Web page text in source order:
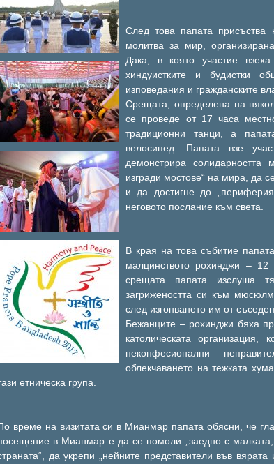
След това папата присъства
молитва за мир,
Дака, в която участие
хиндуистките и будистки
изповедания и гражданските
Срещата, определена на
се проведе от 17 часа
традиционни танци, а
велосипед. Папата взе
демонстрира солидарността
изгради мостове“ на мира, да
и да достигне до
неговото послание към света.
В края на това събитие
малцинството рохинджи –
срещата папата изслуша
загрижеността си към
след изгонването им от
Бежанците – рохинджи бяха
католическата организация,
неконфесионални
облекчаването на тежката
етническа група.
време на визитата си в Мианмар папата обясни, че
в Мианмар е да се помоли „заедно с малката,
да укрепи „нейните представители във